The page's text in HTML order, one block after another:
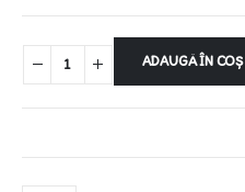
ADAUGĂ ÎN COȘ